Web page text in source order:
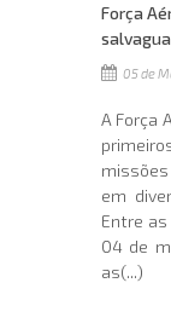
Força
05 de
A Força
em
Entre
04 de
as(...)